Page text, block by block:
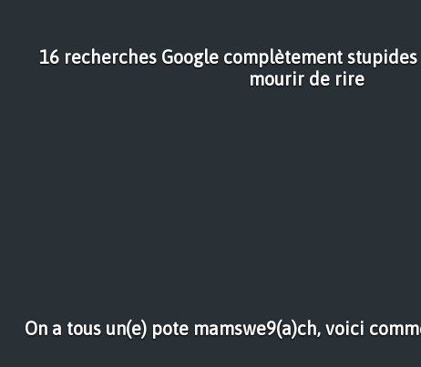
16 recherches Google complètement
mourir de rire
On a tous un(e) pote mamswe9(a)ch, voici